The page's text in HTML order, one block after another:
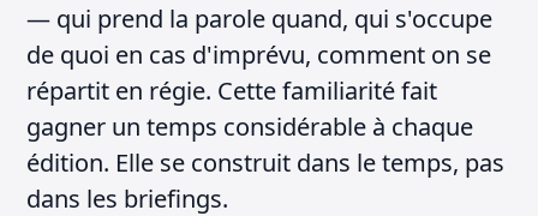
— qui prend la parole quand, qui s'occupe
de quoi en cas d'imprévu, comment on se
répartit en régie. Cette familiarité fait
gagner un temps considérable à chaque
édition. Elle se construit dans le temps, pas
dans les briefings.